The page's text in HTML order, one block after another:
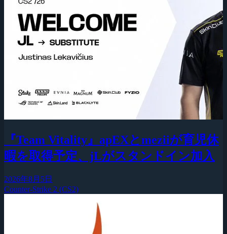
『Team Vitality』apEXとmeziiが育児休
暇を取得予定、jLがスタンドイン加入
2026年8月5日
Counter-Strike 2 (CS2)